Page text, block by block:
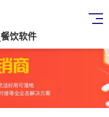
饮软件